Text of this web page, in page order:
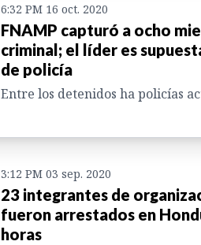
6:32 PM 16 oct. 2020
FNAMP capturó a ocho
criminal; el líder es
de policía
Entre los detenidos ha policías
3:12 PM 03 sep. 2020
23 integrantes de
fueron arrestados en
horas